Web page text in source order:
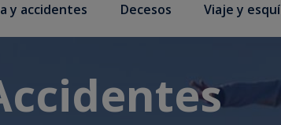
y accidentes Decesos Viaje y esquí